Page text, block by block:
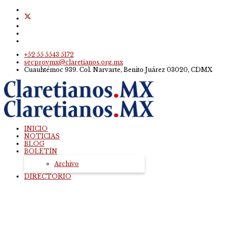
+52 55 5543 5172
secprovmx@claretianos.org.mx
Cuauhtémoc 939. Col. Narvarte, Benito Juárez 03020, CDMX
INICIO
NOTICIAS
BLOG
BOLETÍN
Archivo
DIRECTORIO